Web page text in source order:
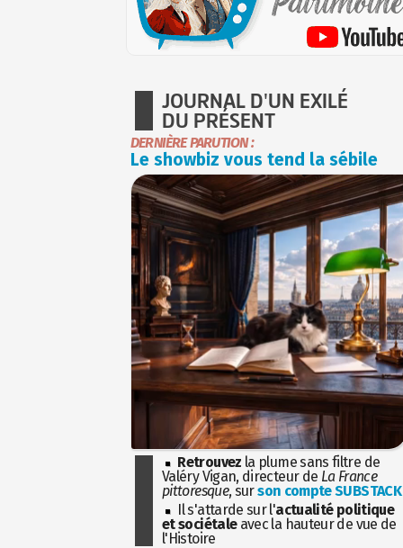
JOURNAL D'UN EXILÉ
DU PRÉSENT
DERNIÈRE PARUTION :
Le showbiz vous tend la sébile
Retrouvez la plume sans filtre de
Valéry Vigan, directeur de La France
pittoresque, surson compte SUBSTACK
Il s'attarde sur l'actualité politique
et sociétaleavec la hauteur de vue de
l'Histoire